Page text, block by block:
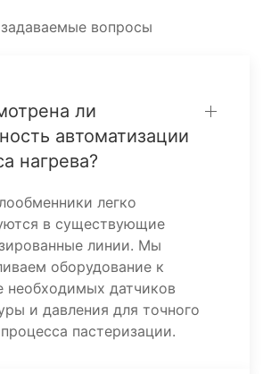
вопросы
ли
автоматизации
нагрева?
легко
в существующие
линии. Мы
оборудование к
необходимых датчиков
и давления для точного
пастеризации.